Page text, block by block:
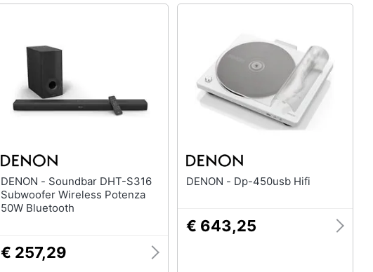
DENON - Soundbar DHT-S316
Subwoofer Wireless Potenza
50W Bluetooth
€ 257,29
DENON - Dp-450usb Hifi
€ 643,25